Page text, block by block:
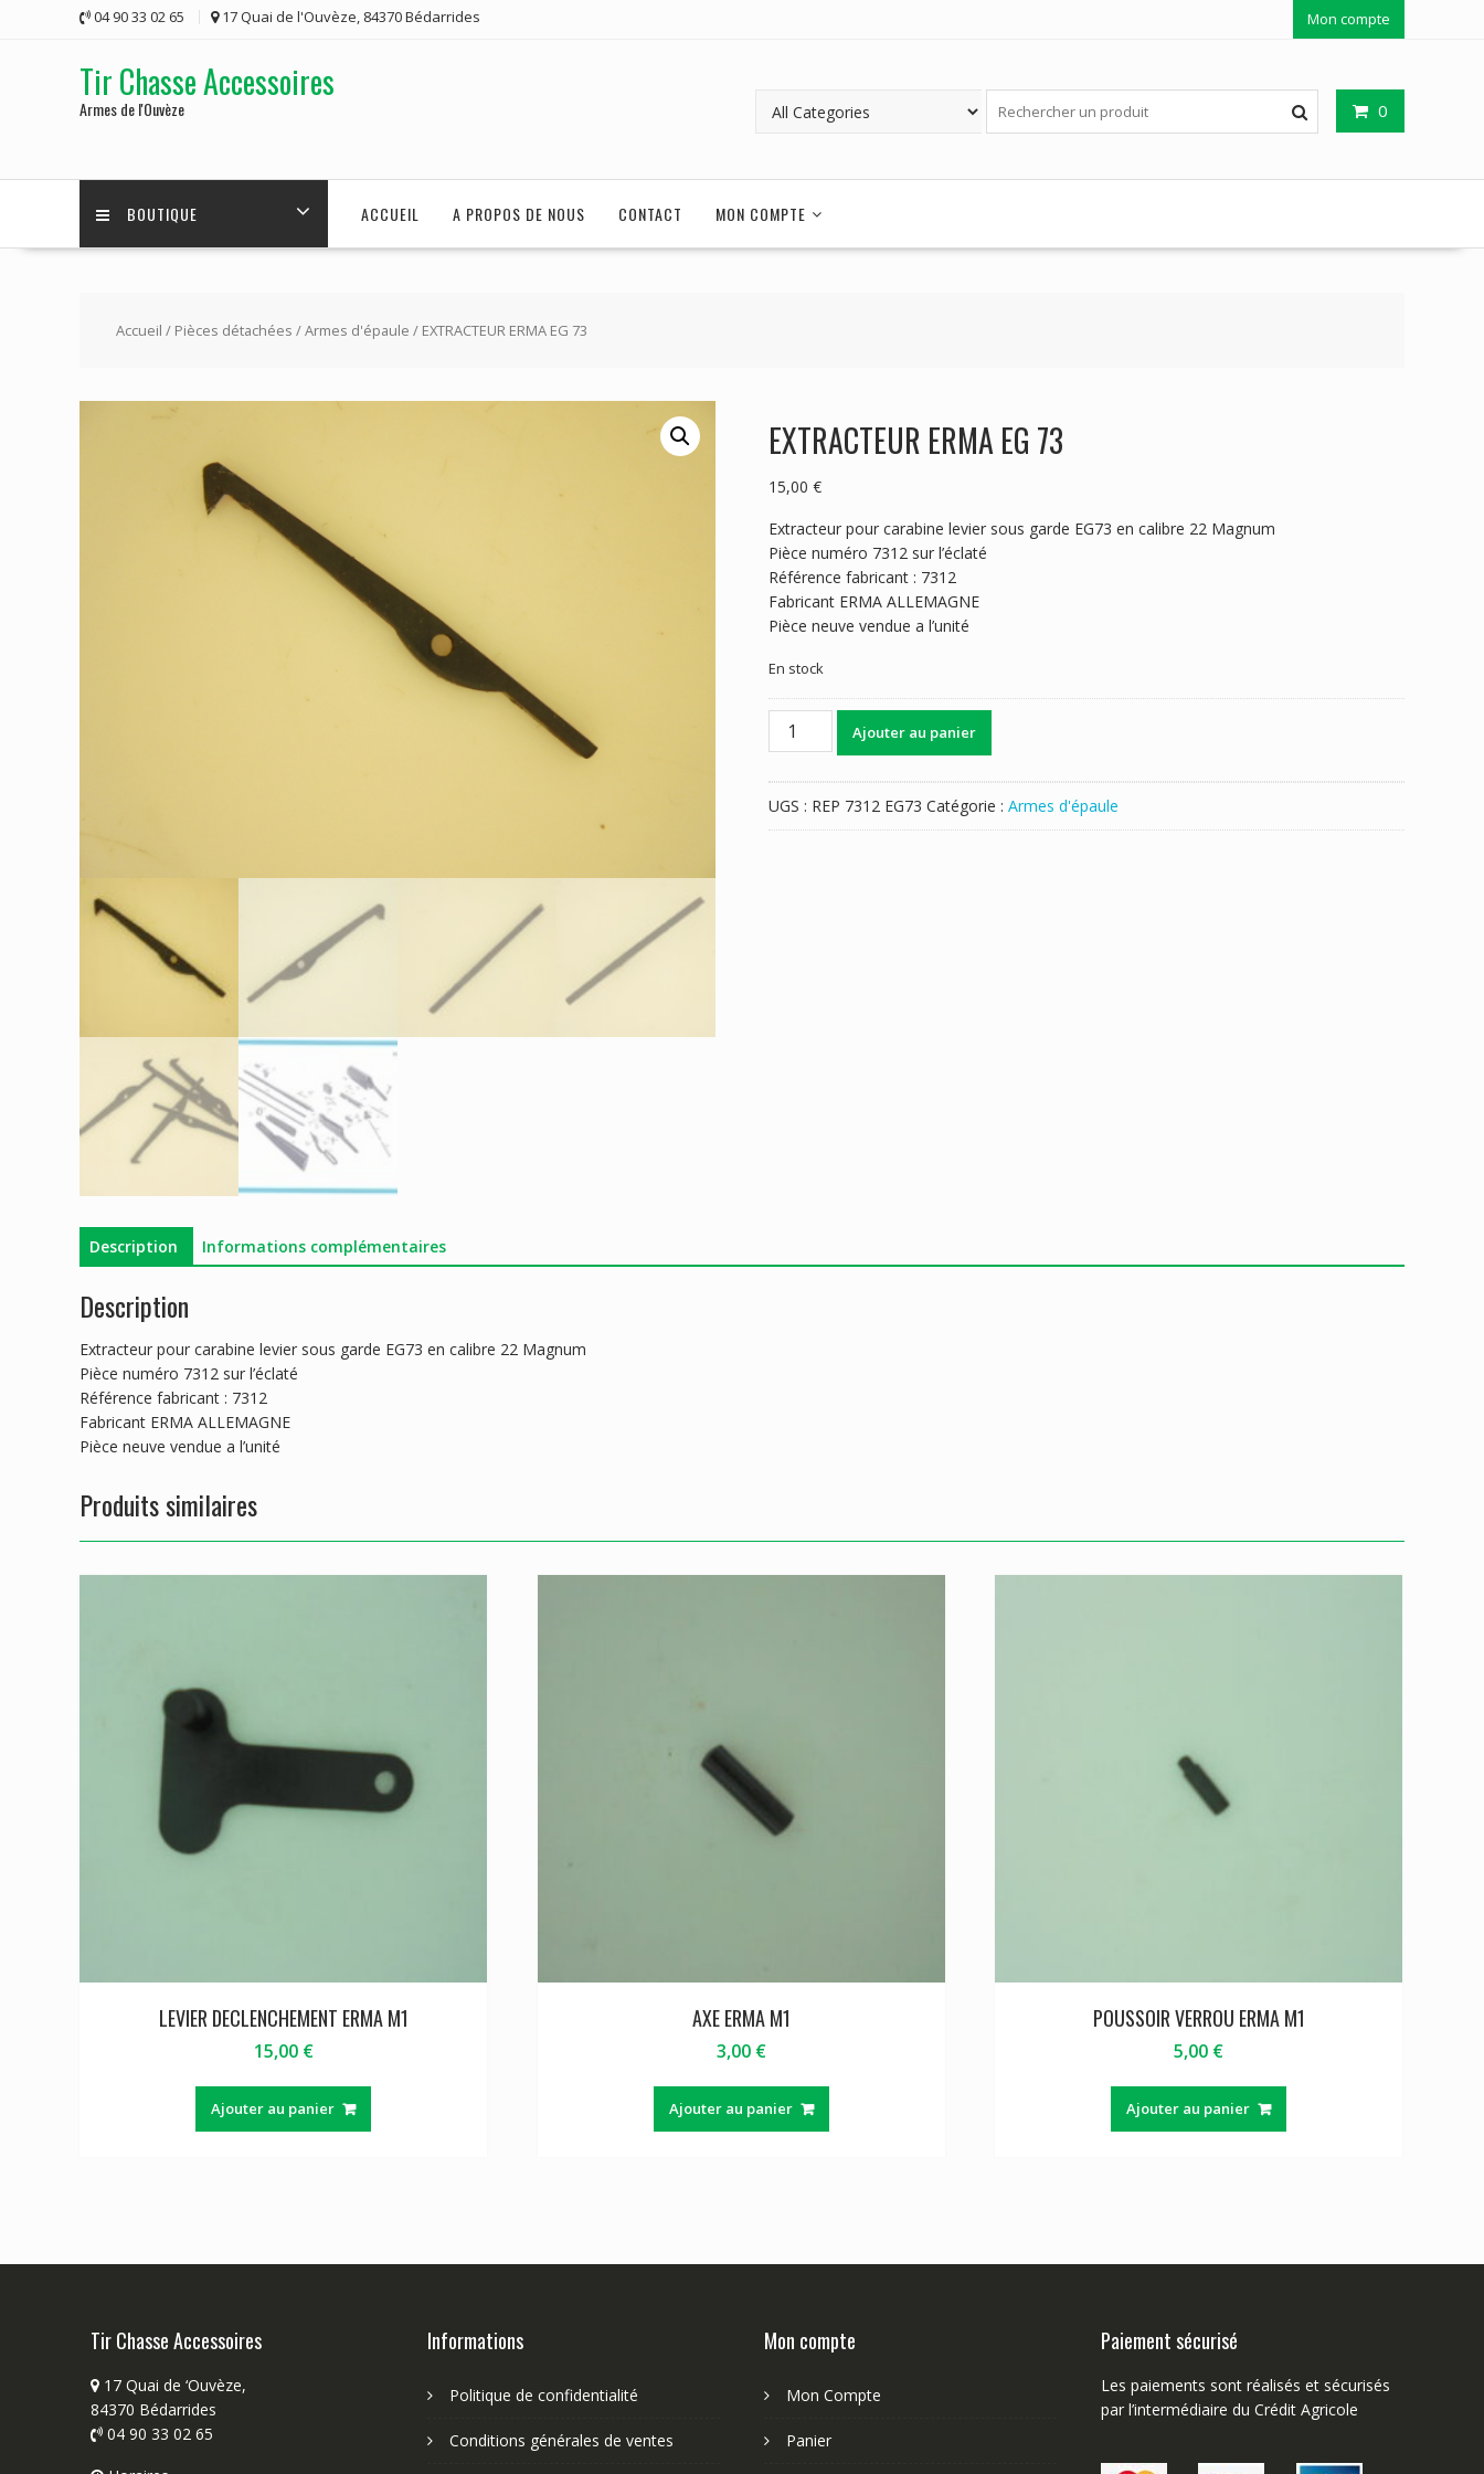
04 90 33 02 65 17 Quai de l'Ouvèze, 84370 Bédarrides Mon compte
Tir Chasse Accessoires
Armes de l'Ouvèze 0
BOUTIQUE ACCUEIL A PROPOS DE NOUS CONTACT MON COMPTE
Accueil / Pièces détachées /Armes d'épaule / EXTRACTEUR ERMA EG 73
EXTRACTEUR ERMA EG 73
15,00 €
Extracteur pour carabine levier sous garde EG73 en calibre 22 Magnum
Pièce numéro 7312 sur l’éclaté
Référence fabricant : 7312
Fabricant ERMA ALLEMAGNE
Pièce neuve vendue a l’unité
En stock
quantité
EG
Ajouter au panier
UGS : REP 7312 EG73 Catégorie : Armes d'épaule
Description Informations complémentaires
Description
Extracteur pour carabine levier sous garde EG73 en calibre 22 Magnum
Pièce numéro 7312 sur l’éclaté
Référence fabricant : 7312
Fabricant ERMA ALLEMAGNE
Pièce neuve vendue a l’unité
Produits similaires
LEVIER DECLENCHEMENT ERMA M1
15,00 €
Ajouter au panier
AXE ERMA M1
3,00 €
Ajouter au panier
POUSSOIR VERROU ERMA M1
5,00 €
Ajouter au panier
Tir Chasse Accessoires
17 Quai de ‘Ouvèze,
84370 Bédarrides
04 90 33 02 65
Informations
Politique de confidentialité
Conditions générales de ventes
Mon compte
Mon Compte
Panier
Paiement sécurisé
Les paiements sont réalisés et sécurisés
par l’intermédiaire du Crédit Agricole